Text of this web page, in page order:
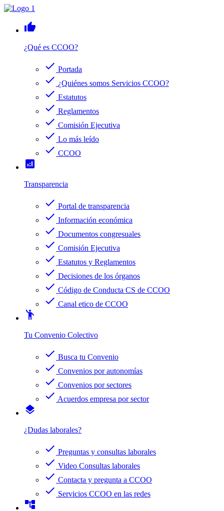
thumb_up
¿Qué es CCOO?
check Portada
check ¿Quiénes somos Servicios CCOO?
check Estatutos
check Reglamentos
check Comisión Ejecutiva
check Lo más leído
check CCOO
analytics
Transparencia
check Portal de transparencia
check Información económica
check Documentos congresuales
check Comisión Ejecutiva
check Estatutos y Reglamentos
check Decisiones de los órganos
check Código de Conducta CS de CCOO
check Canal etico de CCOO
emoji_people
Tu Convenio Colectivo
check Busca tu Convenio
check Convenios por autonomías
check Convenios por sectores
check Acuerdos empresa por sector
layers
¿Dudas laborales?
check Preguntas y consultas laborales
check Video Consultas laborales
check Contacta y pregunta a CCOO
check Servicios CCOO en las redes
account_tree